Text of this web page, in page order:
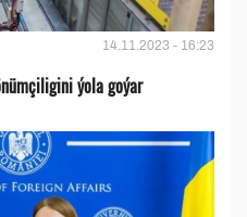
14.11.2023 - 16:23
ýola goýar